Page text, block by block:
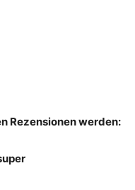
Rezensionen werden: